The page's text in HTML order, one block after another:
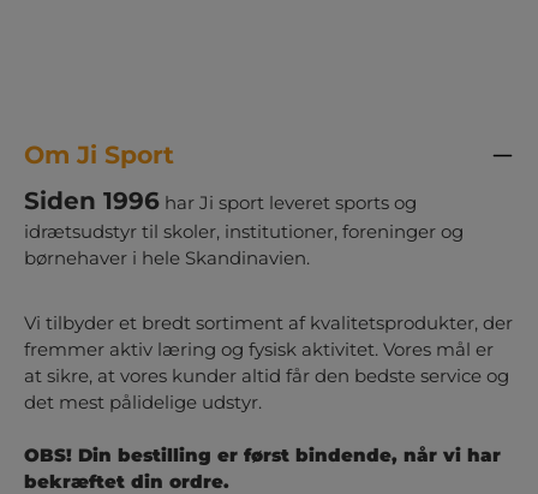
Om Ji Sport
Siden 1996 har Ji sport leveret sports og
idrætsudstyr til skoler, institutioner, foreninger og
børnehaver i hele Skandinavien.
Vi tilbyder et bredt sortiment af kvalitetsprodukter, der
fremmer aktiv læring og fysisk aktivitet. Vores mål er
at sikre, at vores kunder altid får den bedste service og
det mest pålidelige udstyr.
OBS! Din bestilling er først bindende, når vi har
bekræftet din ordre.